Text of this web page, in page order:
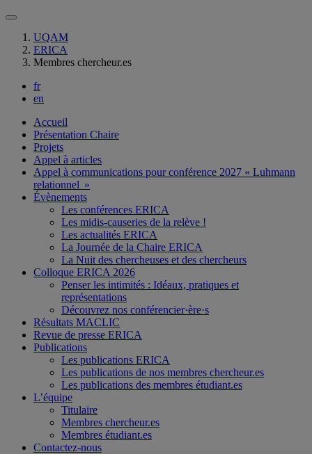
UQAM
ERICA
Membres chercheur.es
fr
en
Accueil
Présentation Chaire
Projets
Appel à articles
Appel à communications pour conférence 2027 « Luhmann
relationnel »
Évènements
Les conférences ERICA
Les midis-causeries de la relève !
Les actualités ERICA
La Journée de la Chaire ERICA
La Nuit des chercheuses et des chercheurs
Colloque ERICA 2026
Penser les intimités : Idéaux, pratiques et
représentations
Découvrez nos conférencier·ère·s
Résultats MACLIC
Revue de presse ERICA
Publications
Les publications ERICA
Les publications de nos membres chercheur.es
Les publications des membres étudiant.es
L’équipe
Titulaire
Membres chercheur.es
Membres étudiant.es
Contactez-nous